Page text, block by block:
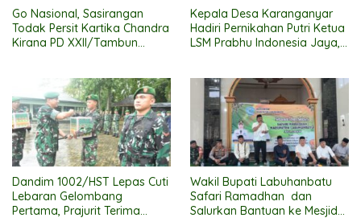
Go Nasional, Sasirangan
Todak Persit Kartika Chandra
Kirana PD XXII/Tambun
Kepala Desa Karanganyar
Hadiri Pernikahan Putri Ketua
LSM Prabhu Indonesia Jaya,
Dandim 1002/HST Lepas Cuti
Lebaran Gelombang
Pertama, Prajurit Terima
Wakil Bupati Labuhanbatu
Safari Ramadhan dan
Salurkan Bantuan ke Mesjid